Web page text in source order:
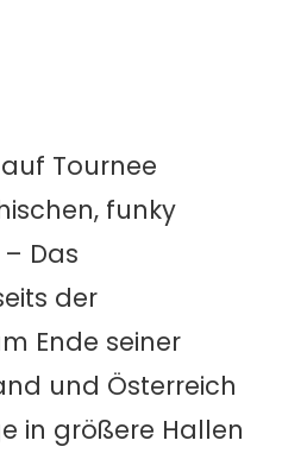
Tournee
funky
Das
der
Ende seiner
und Österreich
in größere Hallen